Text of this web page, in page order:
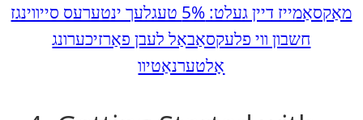
מאַקסאַמייז דיין געלט: 5% טעגלעך ינטערעס סייווינגז
חשבון ווי פלעקסאַבאַל לעבן פאַרזיכערונג
אָלטערנאַטיוו